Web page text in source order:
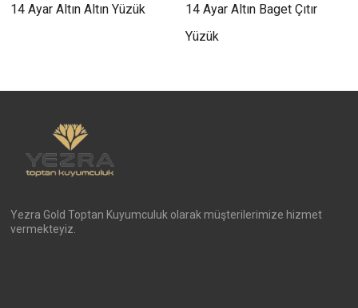
14 Ayar Altın Altın Yüzük
14 Ayar Altın Baget Çıtır
Yüzük
Yezra Gold Toptan Kuyumculuk olarak müşterilerimize hizmet
vermekteyiz.